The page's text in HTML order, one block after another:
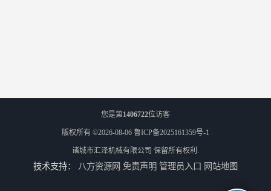
您是第1406722位访客
版权所有 ©2026-08-06 鲁ICP备2025161359号-1
诸城市汇泽机械有限公司 保留所有权利.
技术支持： 八方资源网 免责声明 管理员入口 网站地图